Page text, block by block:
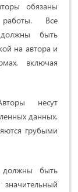
обязаны
работы. Все
быть
на автора и
включая
несут
данных.
грубыми
быть